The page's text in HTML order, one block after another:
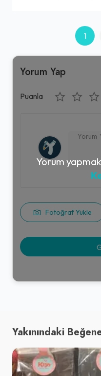
1
Yorum Yap
Puanla
Fotoğraf Yükle
Yorum
Yakınındaki